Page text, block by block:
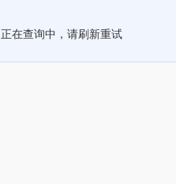
正在查询中，请刷新重试